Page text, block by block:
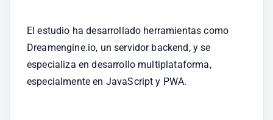
El estudio ha desarrollado herramientas como
Dreamengine.io, un servidor backend, y se
especializa en desarrollo multiplataforma,
especialmente en JavaScript y PWA.